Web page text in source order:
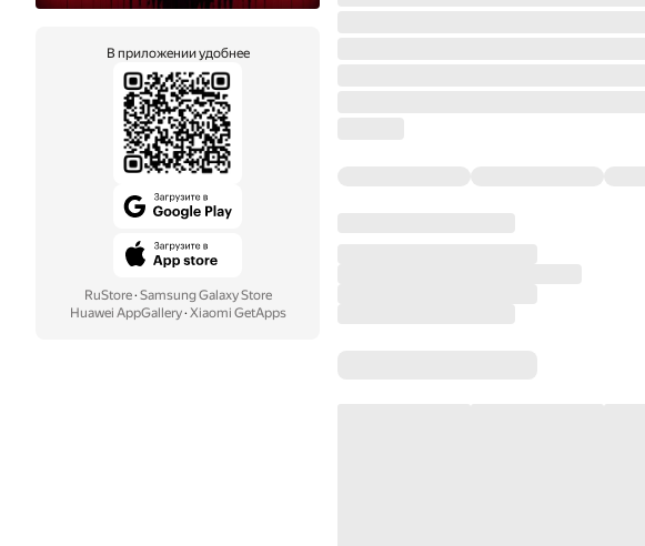
В приложении удобнее
RuStore· Samsung Galaxy Store
Huawei AppGallery· Xiaomi GetApps